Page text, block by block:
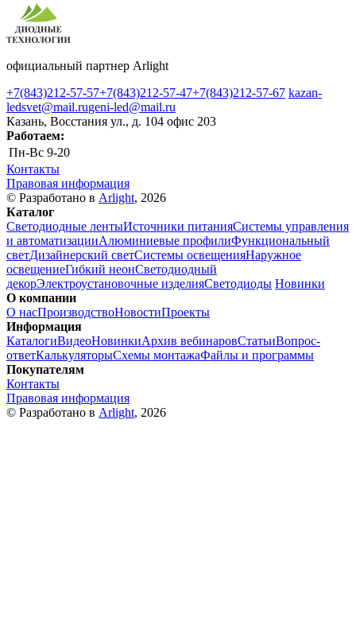
официальный партнер Arlight
+7(843)212-57-57+7(843)212-57-47+7(843)212-57-67 kazan-
ledsvet@mail.rugeni-led@mail.ru
Казань, Восстания ул., д. 104 офис 203
Работаем:
Пн-Вс 9-20
Контакты
Правовая информация
© Разработано в Arlight, 2026
Каталог
Светодиодные лентыИсточники питанияСистемы управления
и автоматизацииАлюминиевые профилиФункциональный
светДизайнерский светСистемы освещенияНаружное
освещениеГибкий неонСветодиодный
декорЭлектроустановочные изделияСветодиоды Новинки
О компании
О насПроизводствоНовостиПроекты
Информация
КаталогиВидеоНовинкиАрхив вебинаровСтатьиВопрос-
ответКалькуляторыСхемы монтажаФайлы и программы
Покупателям
Контакты
Правовая информация
© Разработано в Arlight, 2026